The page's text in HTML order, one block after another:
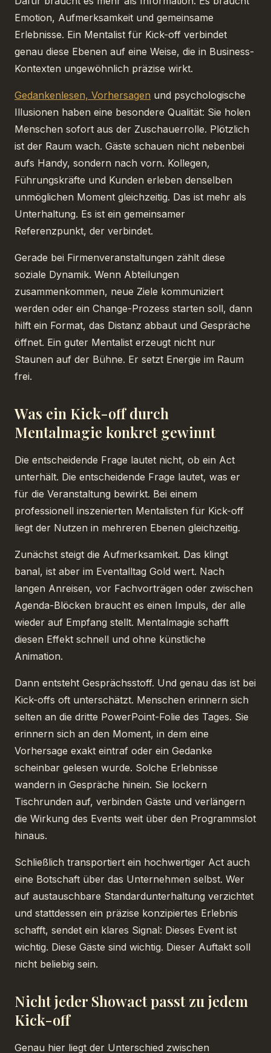
Emotion, Aufmerksamkeit und gemeinsame
Erlebnisse. Ein Mentalist für Kick-off verbindet
genau diese Ebenen auf eine Weise, die in Business-
Kontexten ungewöhnlich präzise wirkt.
Gedankenlesen, Vorhersagen und psychologische
Illusionen haben eine besondere Qualität: Sie holen
Menschen sofort aus der Zuschauerrolle. Plötzlich
ist der Raum wach. Gäste schauen nicht nebenbei
aufs Handy, sondern nach vorn. Kollegen,
Führungskräfte und Kunden erleben denselben
unmöglichen Moment gleichzeitig. Das ist mehr als
Unterhaltung. Es ist ein gemeinsamer
Referenzpunkt, der verbindet.
Gerade bei Firmenveranstaltungen zählt diese
soziale Dynamik. Wenn Abteilungen
zusammenkommen, neue Ziele kommuniziert
werden oder ein Change-Prozess starten soll, dann
hilft ein Format, das Distanz abbaut und Gespräche
öffnet. Ein guter Mentalist erzeugt nicht nur
Staunen auf der Bühne. Er setzt Energie im Raum
frei.
Was ein Kick-off durch
Mentalmagie konkret gewinnt
Die entscheidende Frage lautet nicht, ob ein Act
unterhält. Die entscheidende Frage lautet, was er
für die Veranstaltung bewirkt. Bei einem
professionell inszenierten Mentalisten für Kick-off
liegt der Nutzen in mehreren Ebenen gleichzeitig.
Zunächst steigt die Aufmerksamkeit. Das klingt
banal, ist aber im Eventalltag Gold wert. Nach
langen Anreisen, vor Fachvorträgen oder zwischen
Agenda-Blöcken braucht es einen Impuls, der alle
wieder auf Empfang stellt. Mentalmagie schafft
diesen Effekt schnell und ohne künstliche
Animation.
Dann entsteht Gesprächsstoff. Und genau das ist bei
Kick-offs oft unterschätzt. Menschen erinnern sich
selten an die dritte PowerPoint-Folie des Tages. Sie
erinnern sich an den Moment, in dem eine
Vorhersage exakt eintraf oder ein Gedanke
scheinbar gelesen wurde. Solche Erlebnisse
wandern in Gespräche hinein. Sie lockern
Tischrunden auf, verbinden Gäste und verlängern
die Wirkung des Events weit über den Programmslot
hinaus.
Schließlich transportiert ein hochwertiger Act auch
eine Botschaft über das Unternehmen selbst. Wer
auf austauschbare Standardunterhaltung verzichtet
und stattdessen ein präzise konzipiertes Erlebnis
schafft, sendet ein klares Signal: Dieses Event ist
wichtig. Diese Gäste sind wichtig. Dieser Auftakt soll
nicht beliebig sein.
Nicht jeder Showact passt zu jedem
Kick-off
Genau hier liegt der Unterschied zwischen